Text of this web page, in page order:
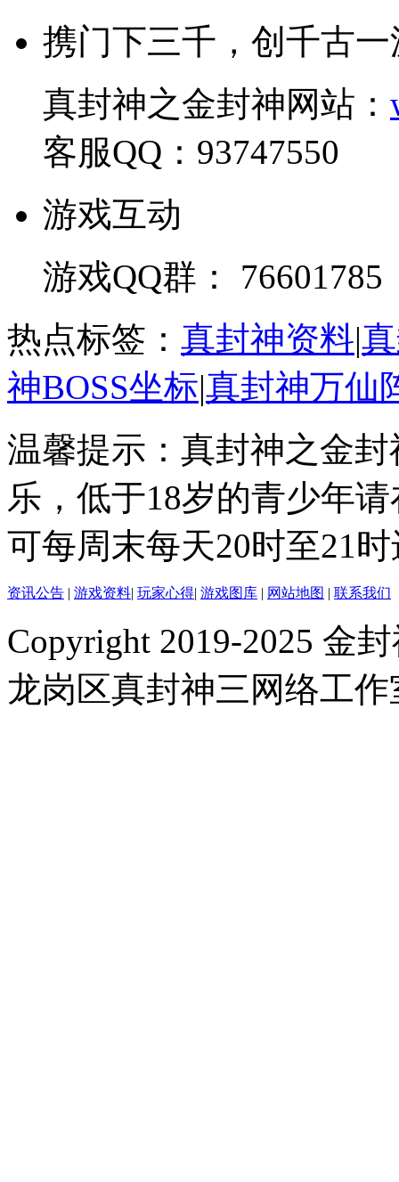
携门下三千，创千古一
真封神之金封神网站：
客服QQ：93747550
游戏互动
游戏QQ群： 76601785
热点标签： 真封神资料|
神BOSS坐标|真封神万仙
温馨提示：真封神之金
乐，低于18岁的青少年
可每周末每天20时至21
资讯公告 | 游戏资料| 玩家心得| 游戏图库 | 网站地图 | 联系我们
Copyright 2019-2025 金
龙岗区真封神三网络工